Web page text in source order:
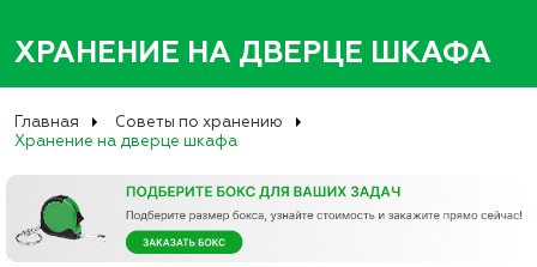
ХРАНЕНИЕ НА ДВЕРЦЕ ШКАФА
Главная
Советы по хранению
Хранение на дверце шкафа